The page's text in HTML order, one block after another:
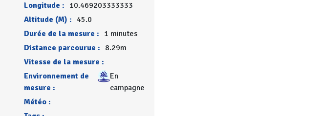
Longitude : 10.469203333333
Altitude (M) : 45.0
Durée de la mesure : 1 minutes
Distance parcourue : 8.29m
Vitesse de la mesure :
Environnement de
mesure :
En
campagne
Météo :